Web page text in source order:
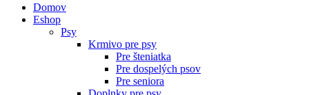
Domov
Eshop
Psy
Krmivo pre psy
Pre šteniatka
Pre dospelých psov
Pre seniora